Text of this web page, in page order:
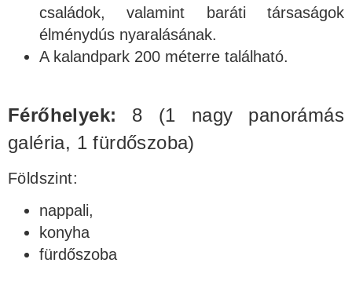
családok, valamint baráti társaságok
élménydús nyaralásának.
A kalandpark 200 méterre található.
Férőhelyek: 8 (1 nagy panorámás
galéria, 1 fürdőszoba)
Földszint:
nappali,
konyha
fürdőszoba